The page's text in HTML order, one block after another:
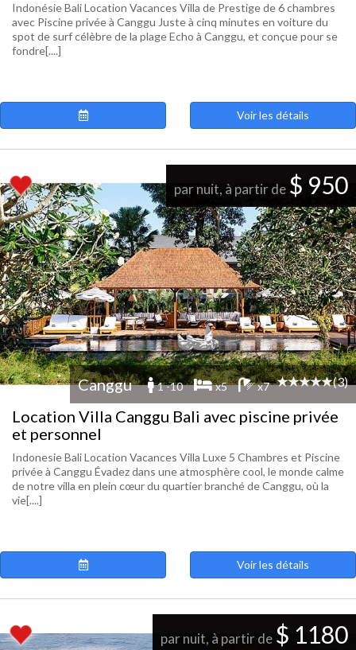
Indonésie Bali Location Vacances Villa de Prestige de 6 chambres
avec Piscine privée à Canggu Juste à cinq minutes en voiture du
spot de surf célèbre de la plage Echo à Canggu, et conçue pour se
fondre[....]
Voir les détails
par nuit, à partir de $ 950
Canggu 1 -10 x5 x7 (3)
Location Villa Canggu Bali avec piscine privée
et personnel
Indonesie Bali Location Vacances Villa Luxe 5 Chambres et Piscine
privée à Canggu Évadez dans une atmosphère cool, le monde calme
de notre villa en plein cœur du quartier branché de Canggu, où la
vie[....]
Voir les détails
par nuit, à partir de $ 1180